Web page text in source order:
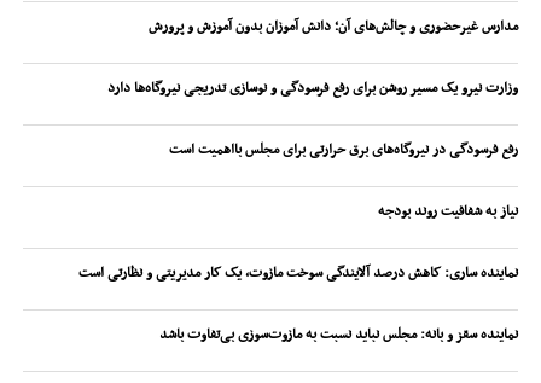
مدارس غیرحضوری و چالش‌های آن؛ دانش آموزان بدون آموزش و پرورش
وزارت نیرو یک مسیر روشن برای رفع فرسودگی و نوسازی تدریجی نیروگاه‌ها دارد
رفع فرسودگی در نیروگاه‌های برق حرارتی برای مجلس بااهمیت است
نیاز به شفافیت روند بودجه
نماینده ساری: کاهش درصد آلایندگی سوخت مازوت، یک کار مدیریتی و نظارتی است
نماینده سقز و بانه: مجلس نباید نسبت به مازوت‌سوزی بی‌تفاوت باشد